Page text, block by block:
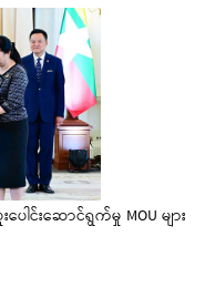
ါင်းဆောင်ရွက်မှု MOU များ